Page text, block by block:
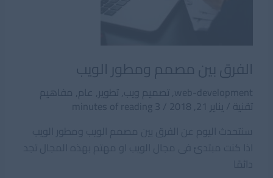
الفرق بين مصمم ومطور الويب
web-development
,تصميم ويب,تطوير, عام, مفاهيم
تقنية /يناير 21, 2018 /
3 minutes of reading